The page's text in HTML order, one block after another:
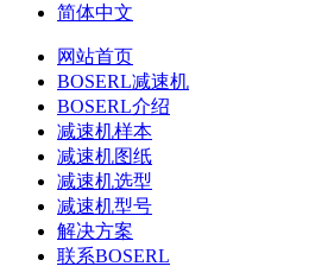
简体中文
网站首页
BOSERL减速机
BOSERL介绍
减速机样本
减速机图纸
减速机选型
减速机型号
解决方案
联系BOSERL